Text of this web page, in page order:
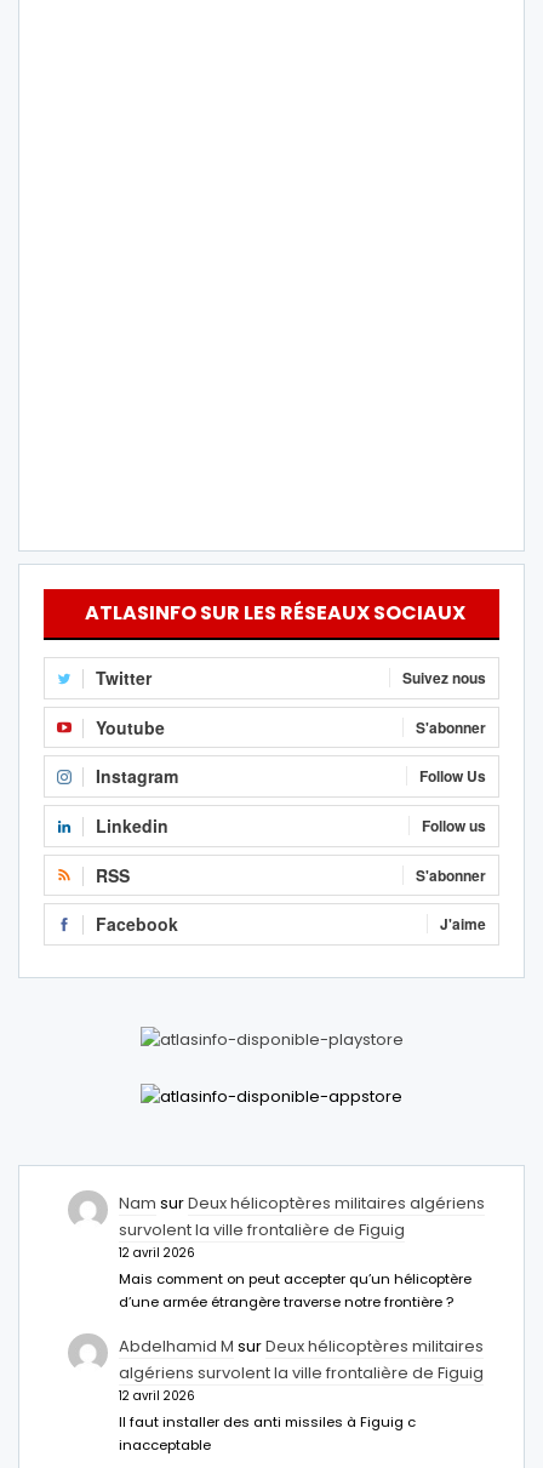
ATLASINFO SUR LES RÉSEAUX SOCIAUX
Twitter Suivez nous
Youtube S'abonner
Instagram Follow Us
Linkedin Follow us
RSS S'abonner
Facebook J'aime
Nam surDeux hélicoptères militaires algériens
survolent la ville frontalière de Figuig
12 avril 2026
Mais comment on peut accepter qu’un hélicoptère
d’une armée étrangère traverse notre frontière ?
Abdelhamid M surDeux hélicoptères militaires
algériens survolent la ville frontalière de Figuig
12 avril 2026
Il faut installer des anti missiles à Figuig c
inacceptable